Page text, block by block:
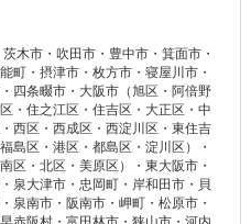
木市・吹田市・豊中市・箕面市・
町・摂津市・枚方市・寝屋川市・
四条畷市・大阪市（旭区・阿倍野
・住之江区・住吉区・大正区・中
西区・西成区・西淀川区・東住吉
島区・港区・都島区・淀川区）・
区・北区・美原区）・東大阪市・
泉大津市・忠岡町・岸和田市・貝
泉南市・阪南市・岬町・松原市・